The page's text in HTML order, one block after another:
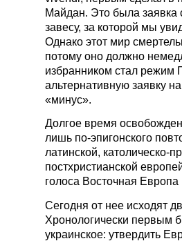
Майдан. Это была заявка
завесу, за которой мы
Однако этот мир
потому оно должно
избранником стал режим
альтернативную заявку
«минус».
Долгое время
лишь по-эпигонского
латинской, католическо-
постхристианской
голоса Восточная
Сегодня от нее исходят
Хронологически первым
украинское: утвердить